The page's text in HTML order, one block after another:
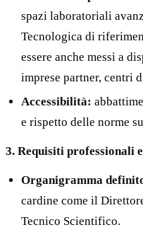
spazi laboratoriali
Tecnologica di
essere anche messi a
imprese partner, centri
Accessibilità:
e rispetto delle norme
3. Requisiti professionali
Organigramma
cardine come il
Tecnico Scientifico.